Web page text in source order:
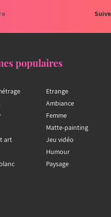
populaires
art
Etrange
Ambiance
Femme
Matte-painting
Jeu vidéo
Humour
Paysage